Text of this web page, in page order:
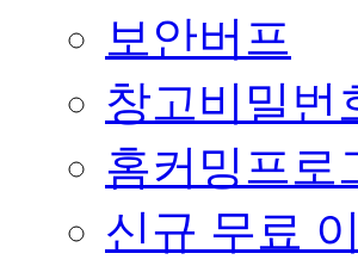
보안버프
창고비밀번
홈커밍프로
신규 무료